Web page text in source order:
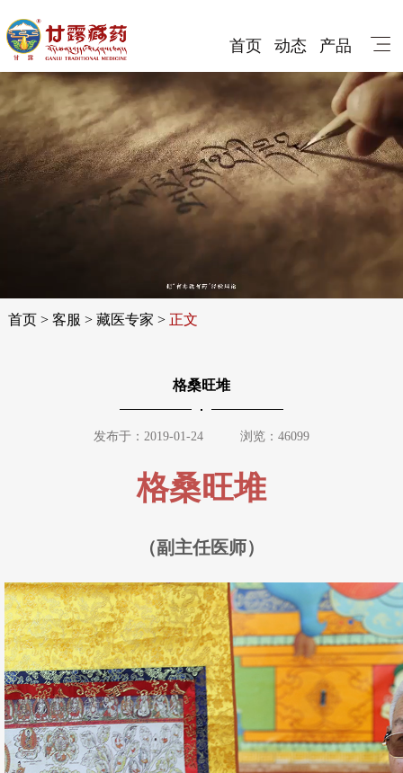
首页 动态 产品
首页> 客服 > 藏医专家 > 正文
格桑旺堆
浏览：46099
发布于：2019-01-24
格桑旺堆
（副主任医师）